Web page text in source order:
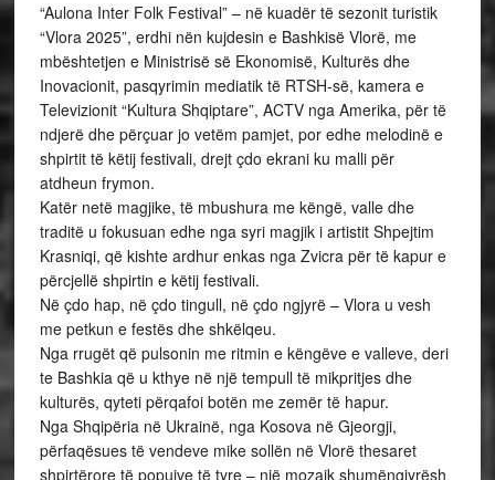
“Aulona Inter Folk Festival” – në kuadër të sezonit turistik
“Vlora 2025”, erdhi nën kujdesin e Bashkisë Vlorë, me
mbështetjen e Ministrisë së Ekonomisë, Kulturës dhe
Inovacionit, pasqyrimin mediatik të RTSH-së, kamera e
Televizionit “Kultura Shqiptare”, ACTV nga Amerika, për të
ndjerë dhe përçuar jo vetëm pamjet, por edhe melodinë e
shpirtit të këtij festivali, drejt çdo ekrani ku malli për
atdheun frymon.
Katër netë magjike, të mbushura me këngë, valle dhe
traditë u fokusuan edhe nga syri magjik i artistit Shpejtim
Krasniqi, që kishte ardhur enkas nga Zvicra për të kapur e
përcjellë shpirtin e këtij festivali.
Në çdo hap, në çdo tingull, në çdo ngjyrë – Vlora u vesh
me petkun e festës dhe shkëlqeu.
Nga rrugët që pulsonin me ritmin e këngëve e valleve, deri
te Bashkia që u kthye në një tempull të mikpritjes dhe
kulturës, qyteti përqafoi botën me zemër të hapur.
Nga Shqipëria në Ukrainë, nga Kosova në Gjeorgji,
përfaqësues të vendeve mike sollën në Vlorë thesaret
shpirtërore të popujve të tyre – një mozaik shumëngjyrësh